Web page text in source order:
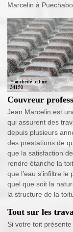
Marcelin à
Couvreur
Jean Marcelin est
qui assurent des
depuis plusieurs
des prestations de
que la satisfaction
rendre étanche la
que l’eau s’infiltre
quel que soit la
la structure de la
Tout sur les
Si votre toit